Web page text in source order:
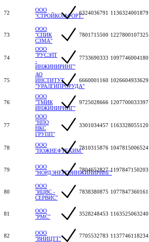
72
ООО
"СТРОЙКОМФОРТ"6324036791 1136324001879
73
ООО
"СПИК
СЗМА"
7801715500 1227800107325
74
ООО
"РУСЭЛТ
-
ИНЖИНИРИНГ"
7733690333 1097746004180
75
АО
ИНСТИТУТ
"УРАЛГИПРОРУДА"
6660001160 1026604933629
76
ООО
"ТМИК
ИНЖИНИРИНГ"
9725028666 1207700033397
77
ООО
"НПО
НКС
ГРУПП"
3301034457 1163328055120
78
ООО
"ПОЖНЕФТЕХИМ"7810315876 1047815006524
79
ООО
"НОРДЭНЕРГОИНЖИНИРИНГ"
7804652827 1197847150203
80
ООО
"ИЦВС -
СЕРВИС"
7838380875 1077847360161
81
ООО
"РМС"
3528248453 1163525063240
82
ООО
"ВНИЦТТ"
7705532783 1137746118234